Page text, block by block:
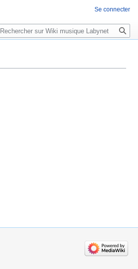
Se connecter
Rechercher